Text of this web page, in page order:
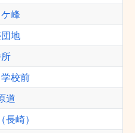
峰
地
校前
道
長崎）